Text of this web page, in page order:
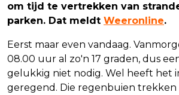
om tijd te vertrekken van
parken. Dat meldt Weeronline.
Eerst maar even vandaag.
08.00 uur al zo'n 17 graden, dus
gelukkig niet nodig. Wel heeft het
geregend. Die regenbuien trekken